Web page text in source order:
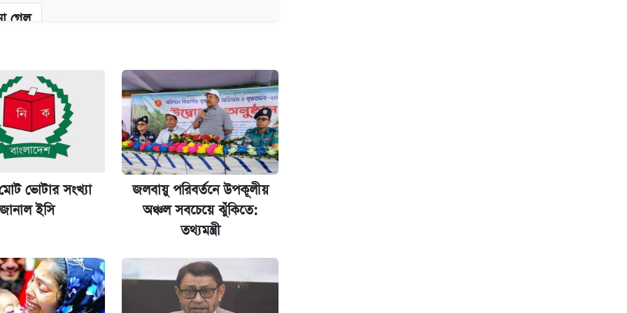
গেল
যা
বিরুদ্ধে ব্যবস্থা
ভোটার সংখ্যা
ইসি
জলবায়ু পরিবর্তনে উপকূলীয়
অঞ্চল সবচেয়ে ঝুঁকিতে:
তথ্যমন্ত্রী